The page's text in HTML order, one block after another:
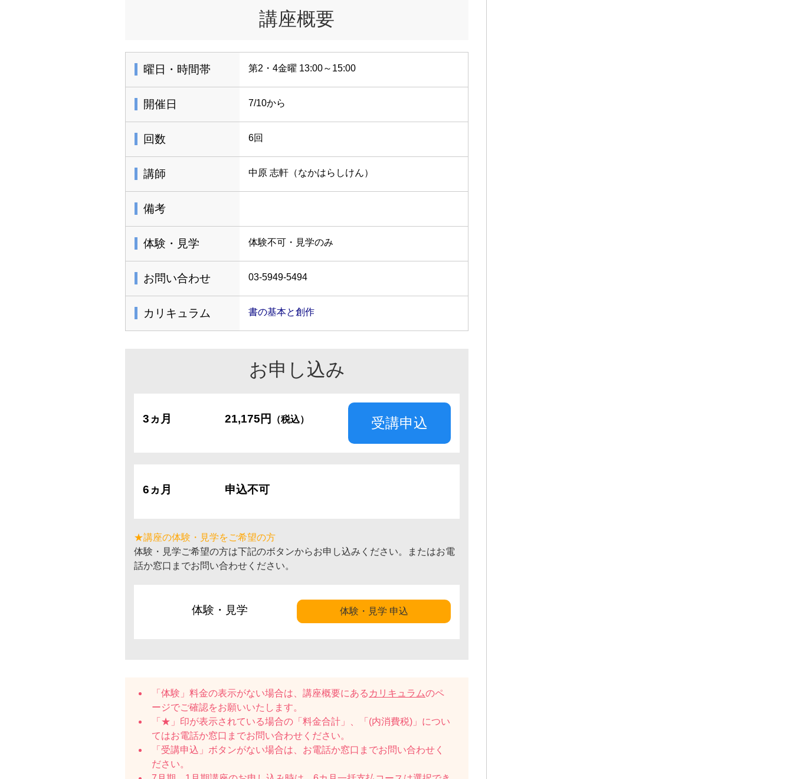
講座概要
曜日・時間帯 第2・4金曜 13:00～15:00
開催日 7/10から
回数 6回
講師 中原 志軒（なかはらしけん）
備考
体験・見学 体験不可・見学のみ
お問い合わせ 03-5949-5494
カリキュラム 書の基本と創作
お申し込み
3ヵ月 21,175円 （税込） 受講申込
6ヵ月 申込不可
★講座の体験・見学をご希望の方
体験・見学ご希望の方は下記のボタンからお申し込みください。またはお電
話か窓口までお問い合わせください。
体験・見学 体験・見学 申込
「体験」料金の表示がない場合は、講座概要にある カリキュラムのペ
ージでご確認をお願いいたします。
「★」印が表示されている場合の「料金合計」、「(内消費税)」につい
てはお電話か窓口までお問い合わせください。
「受講申込」ボタンがない場合は、お電話か窓口までお問い合わせく
ださい。